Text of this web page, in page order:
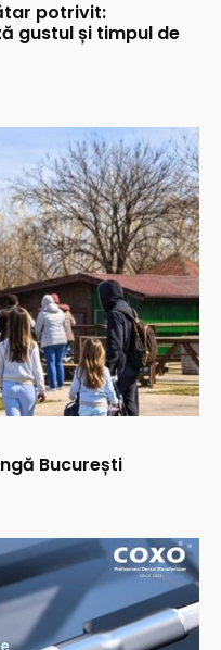
potrivit:
gustul și timpul de
București